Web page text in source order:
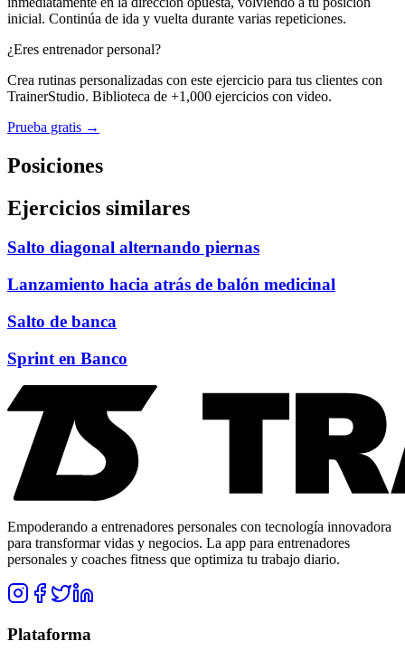
inicial. Continúa de ida y vuelta durante varias repeticiones.
¿Eres entrenador personal?
Crea rutinas personalizadas con este ejercicio para tus clientes con
TrainerStudio. Biblioteca de +1,000 ejercicios con video.
Prueba gratis →
Posiciones
Ejercicios similares
Salto diagonal alternando piernas
Lanzamiento hacia atrás de balón medicinal
Salto de banca
Sprint en Banco
Empoderando a entrenadores personales con tecnología innovadora
para transformar vidas y negocios. La app para entrenadores
personales y coaches fitness que optimiza tu trabajo diario.
Plataforma